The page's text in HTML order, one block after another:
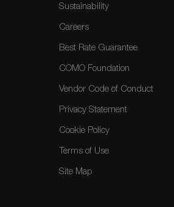
Sustainability
Careers
Best Rate Guarantee
COMO Foundation
Vendor Code of Conduct
Privacy Statement
Cookie Policy
Terms of Use
Site Map